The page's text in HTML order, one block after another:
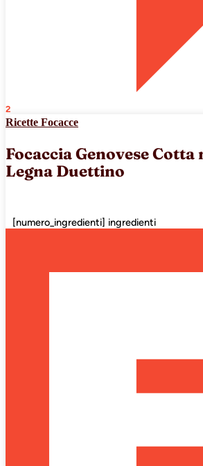
2
Ricette Focacce
Focaccia Genovese Cotta
Legna Duettino
[numero_ingredienti] ingredienti